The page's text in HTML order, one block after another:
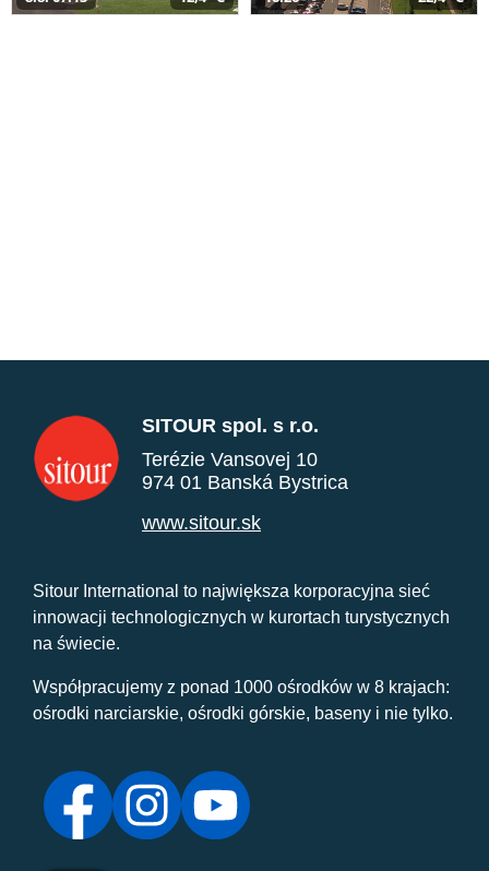
SITOUR spol. s r.o.
Terézie Vansovej 10
974 01 Banská Bystrica
www.sitour.sk
Sitour International to największa korporacyjna sieć
innowacji technologicznych w kurortach turystycznych
na świecie.
Współpracujemy z ponad 1000 ośrodków w 8 krajach:
ośrodki narciarskie, ośrodki górskie, baseny i nie tylko.